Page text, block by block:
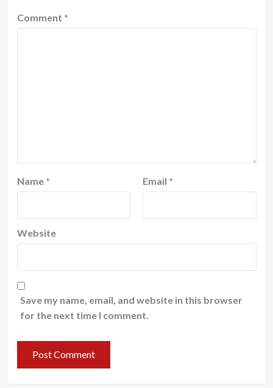
Comment *
Name * Email *
Website
Save my name, email, and website in this browser
for the next time I comment.